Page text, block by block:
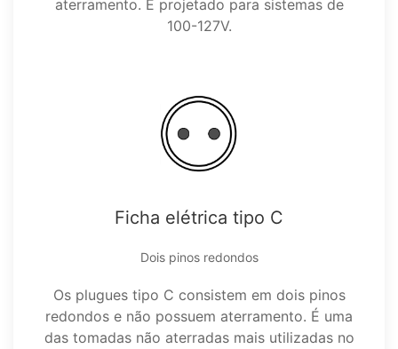
aterramento. É projetado para sistemas de
100-127V.
Ficha elétrica tipo C
Dois pinos redondos
Os plugues tipo C consistem em dois pinos
redondos e não possuem aterramento. É uma
das tomadas não aterradas mais utilizadas no